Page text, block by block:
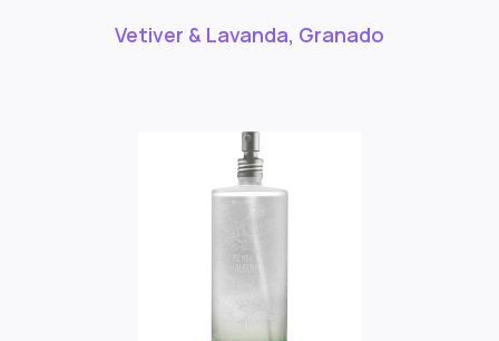
Vetiver & Lavanda, Granado